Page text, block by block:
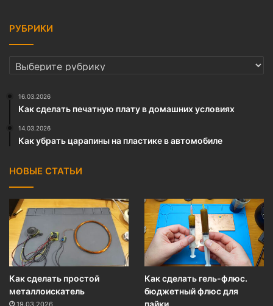
РУБРИКИ
РУБРИКИ
16.03.2026
Как сделать печатную плату в домашних условиях
14.03.2026
Как убрать царапины на пластике в автомобиле
НОВЫЕ СТАТЬИ
Как сделать простой
металлоискатель
19.03.2026
Как сделать гель-флюс.
бюджетный флюс для
пайки